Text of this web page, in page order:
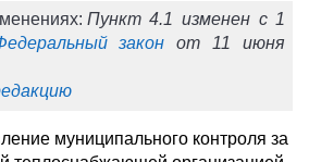
Пункт 4.1 изменен с 1
закон от 11 июня
муниципального контроля за